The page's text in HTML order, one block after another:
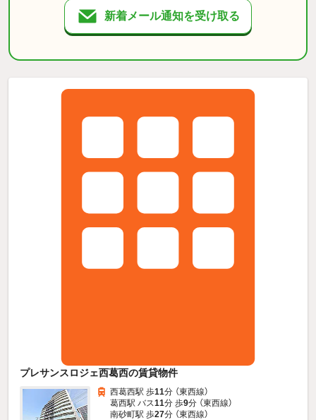
新着メール通知を受け取る
プレサンスロジェ西葛西の賃貸物件
西葛西駅 歩11分 （東西線）
葛西駅 バス11分 歩9分 （東西線）
南砂町駅 歩27分 （東西線）